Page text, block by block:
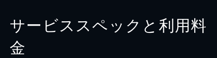
サービススペックと利用料
金